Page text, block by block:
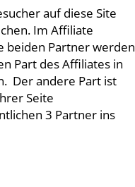
auf diese Site
Im Affiliate
beiden Partner werden
Part des Affiliates in
Der andere Part ist
Seite
3 Partner ins